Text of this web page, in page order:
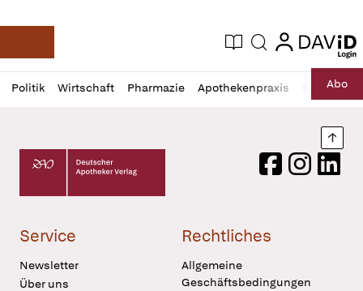
Deutsche Apotheker Zeitung
Aktuelle Ausgabe
Suche login
login
Politik Wirtschaft Pharmazie Apothekenpraxis RechtAbo
Profil
öffnen
Daz
Pur
Deutscher Apotheker Verlag Logo
FacebookInstagram
Service
Newsletter
Über uns
Rechtliches
Allgemeine
Geschäftsbedingungen